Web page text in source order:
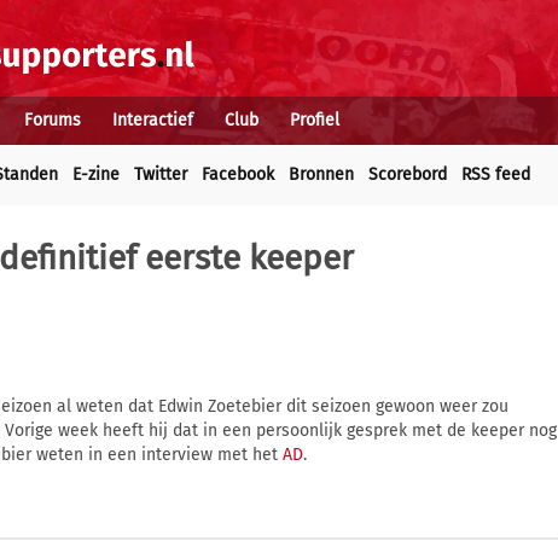
Forums Interactief Club Profiel
E-zine Twitter Facebook Bronnen Scorebord RSS feed
eerste keeper
al weten dat Edwin Zoetebier dit seizoen gewoon weer zou
Vorige week heeft hij dat in een persoonlijk gesprek met de keeper nog
weten in een interview met het AD.